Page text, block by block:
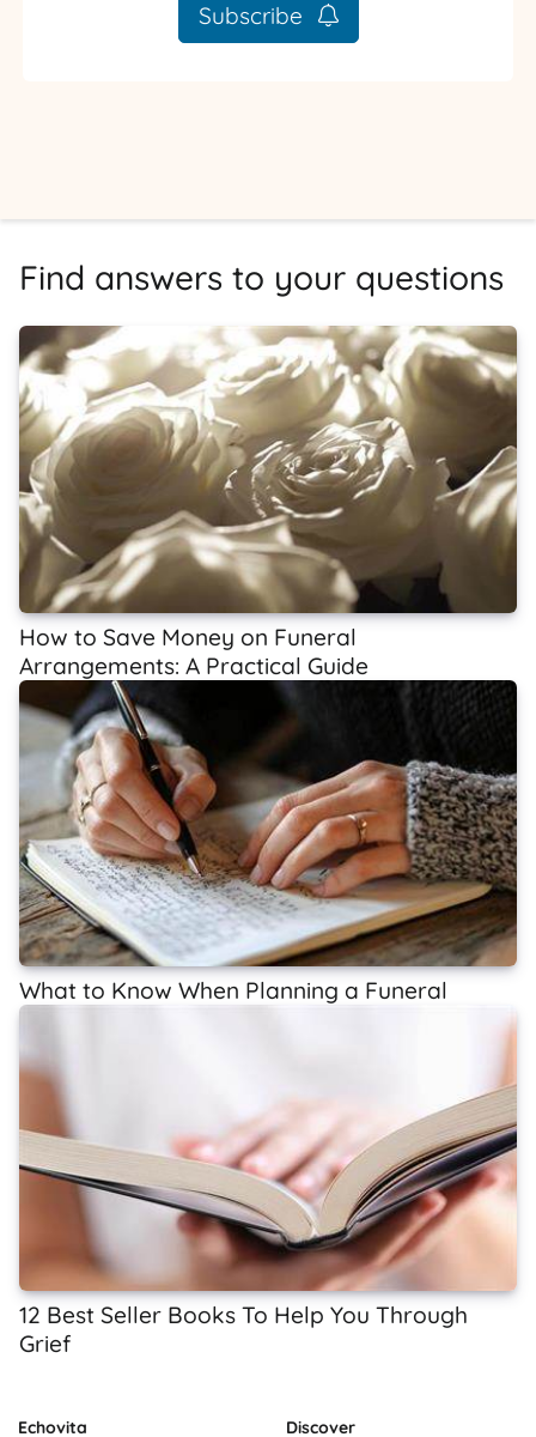
Subscribe
Find answers to your questions
How to Save Money on Funeral
Arrangements: A Practical Guide
What to Know When Planning a Funeral
12 Best Seller Books To Help You Through
Grief
Echovita Discover